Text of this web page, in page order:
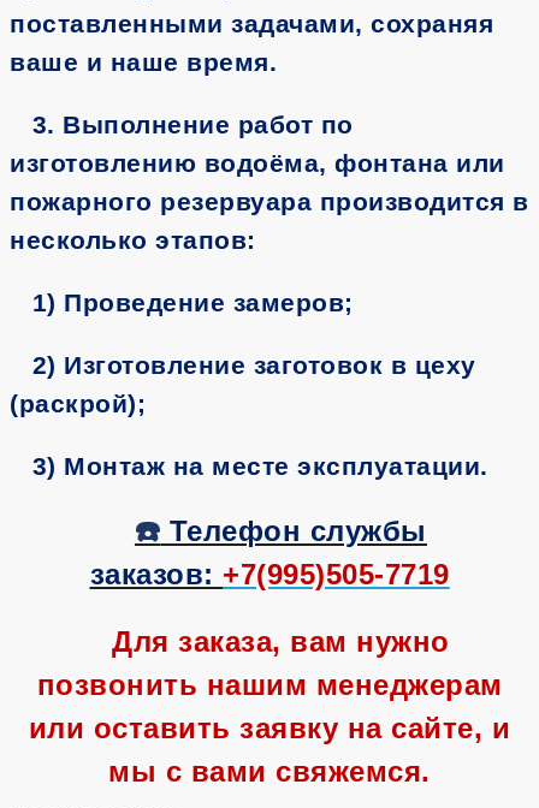
поставленными задачами, сохраняя
ваше и наше время.
3. Выполнение работ по
изготовлению водоёма, фонтана или
пожарного резервуара производится в
несколько этапов:
1) Проведение замеров;
2) Изготовление заготовок в цеху
(раскрой);
3) Монтаж на месте эксплуатации.
☎️ Телефон службы
заказов: +7(995)505-7719
Для заказа, вам нужно
позвонить нашим менеджерам
или оставить заявку на сайте, и
мы с вами свяжемся.